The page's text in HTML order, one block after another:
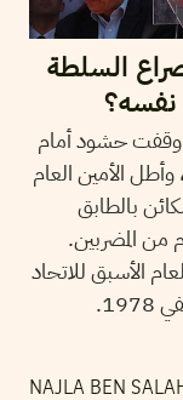
– جوان 2022: صراع السلطة
نفسه؟
وقفت حشود أمام
وأطل الأمين العام
بالطابق
المضربين.
الأسبق للاتحاد
NAJLA BEN